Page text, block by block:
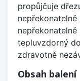
propůjčuje
tepluvzdorný
zdravotně
Obsah balení